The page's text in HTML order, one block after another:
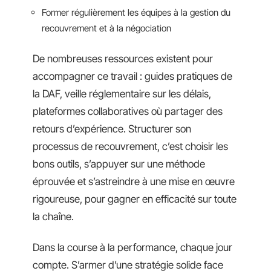
Former régulièrement les équipes à la gestion du
recouvrement et à la négociation
De nombreuses ressources existent pour
accompagner ce travail : guides pratiques de
la DAF, veille réglementaire sur les délais,
plateformes collaboratives où partager des
retours d’expérience. Structurer son
processus de recouvrement, c’est choisir les
bons outils, s’appuyer sur une méthode
éprouvée et s’astreindre à une mise en œuvre
rigoureuse, pour gagner en efficacité sur toute
la chaîne.
Dans la course à la performance, chaque jour
compte. S’armer d’une stratégie solide face